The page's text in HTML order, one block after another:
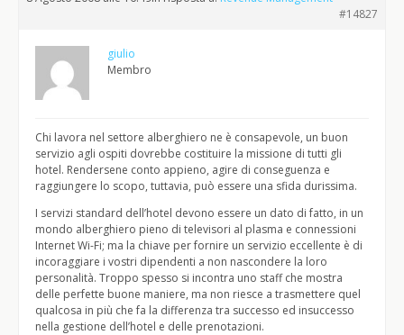
#14827
giulio
Membro
Chi lavora nel settore alberghiero ne è consapevole, un buon
servizio agli ospiti dovrebbe costituire la missione di tutti gli
hotel. Rendersene conto appieno, agire di conseguenza e
raggiungere lo scopo, tuttavia, può essere una sfida durissima.
I servizi standard dell’hotel devono essere un dato di fatto, in un
mondo alberghiero pieno di televisori al plasma e connessioni
Internet Wi-Fi; ma la chiave per fornire un servizio eccellente è di
incoraggiare i vostri dipendenti a non nascondere la loro
personalità. Troppo spesso si incontra uno staff che mostra
delle perfette buone maniere, ma non riesce a trasmettere quel
qualcosa in più che fa la differenza tra successo ed insuccesso
nella gestione dell’hotel e delle prenotazioni.